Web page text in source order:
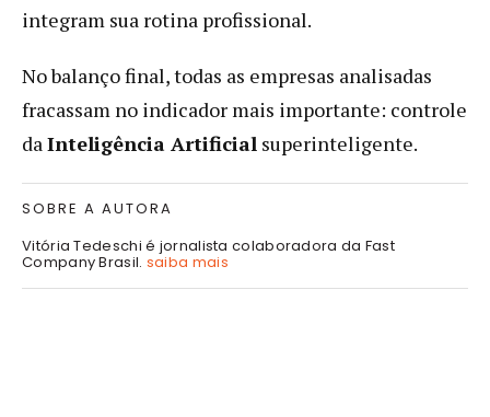
integram sua rotina profissional.
No balanço final, todas as empresas analisadas
fracassam no indicador mais importante: controle
daInteligência Artificial superinteligente.
SOBRE A AUTORA
Vitória Tedeschi é jornalista colaboradora da Fast
Company Brasil. saiba mais